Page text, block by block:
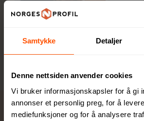
Samtykke Detaljer
Denne nettsiden anvender cookies
Vi bruker informasjonskapsler for å gi
annonser et personlig preg, for å
mediefunksjoner og for å analysere
Legg